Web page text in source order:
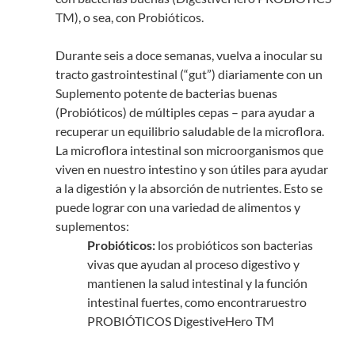
TM), o sea, con Probióticos.
Durante seis a doce semanas, vuelva a inocular su
tracto gastrointestinal (“gut”) diariamente con un
Suplemento potente de bacterias buenas
(Probióticos) de múltiples cepas – para ayudar a
recuperar un equilibrio saludable de la microflora.
La microflora intestinal son microorganismos que
viven en nuestro intestino y son útiles para ayudar
a la digestión y la absorción de nutrientes. Esto se
puede lograr con una variedad de alimentos y
suplementos:
Probióticos: los probióticos son bacterias
vivas que ayudan al proceso digestivo y
mantienen la salud intestinal y la función
intestinal fuertes, como encontraruestro
PROBIÓTICOS DigestiveHero TM